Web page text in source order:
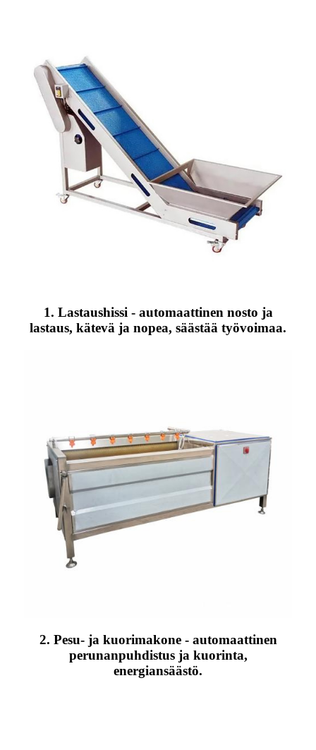
1. Lastaushissi - automaattinen nosto ja
lastaus, kätevä ja nopea, säästää työvoimaa.
2. Pesu- ja kuorimakone - automaattinen
perunanpuhdistus ja kuorinta,
energiansäästö.